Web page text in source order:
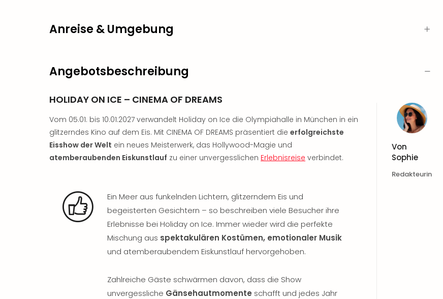
Anreise & Umgebung
Angebotsbeschreibung
HOLIDAY ON ICE – CINEMA OF DREAMS
Vom 05.01. bis 10.01.2027 verwandelt Holiday on Ice die Olympiahalle in München in ein
glitzerndes Kino auf dem Eis. Mit CINEMA OF DREAMS präsentiert die erfolgreichste
Eisshow der Welt ein neues Meisterwerk, das Hollywood-Magie und
atemberaubenden Eiskunstlauf zu einer unvergesslichen Erlebnisreise verbindet.
Ein Meer aus funkelnden Lichtern, glitzerndem Eis und
begeisterten Gesichtern – so beschreiben viele Besucher ihre
Erlebnisse bei Holiday on Ice. Immer wieder wird die perfekte
Mischung aus spektakulären Kostümen, emotionaler Musik
und atemberaubendem Eiskunstlauf hervorgehoben.
Zahlreiche Gäste schwärmen davon, dass die Show
unvergessliche Gänsehautmomente schafft und jedes Jahr
Von
Sophie
Redakteurin